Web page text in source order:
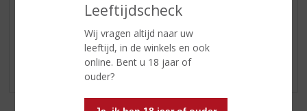
Leeftijdscheck
Wij vragen altijd naar uw
leeftijd, in de winkels en ook
online. Bent u 18 jaar of
ouder?
Reviews
Schrijf een review
Er zijn nog geen reviews geplaatst voor dit product